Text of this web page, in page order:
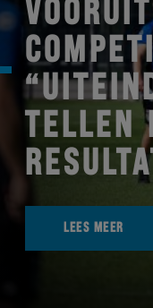
TELLEN
LEES MEER